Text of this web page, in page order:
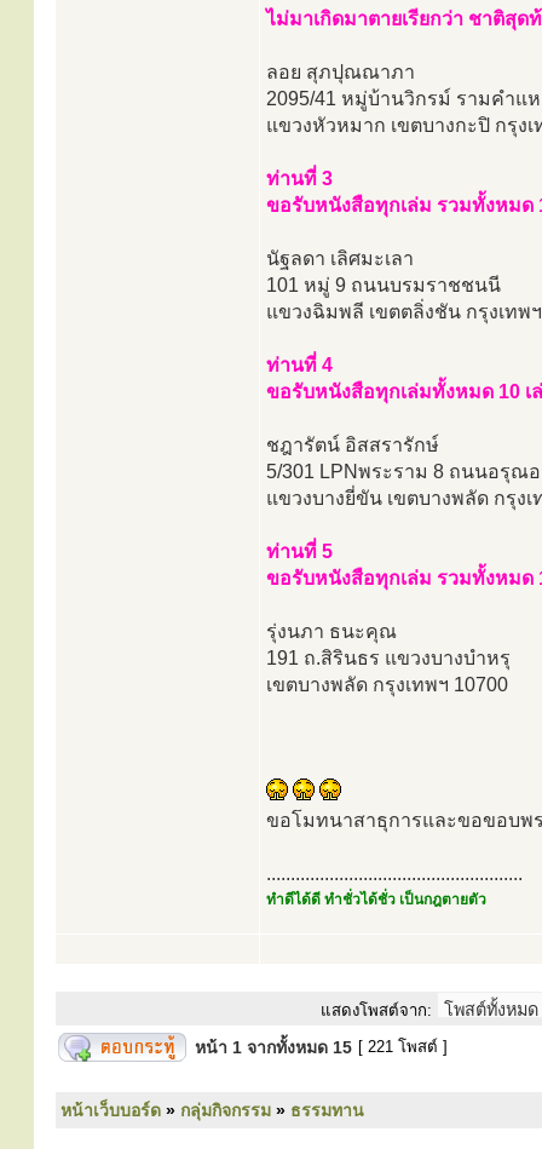
ไม่มาเกิดมาตายเรียกว่า ชาติสุด
ลอย สุภปุณณาภา
2095/41 หมู่บ้านวิกรม์ รามคำแ
แขวงหัวหมาก เขตบางกะปิ กรุงเ
ท่านที่ 3
ขอรับหนังสือทุกเล่ม รวมทั้งหมด
นัฐลดา เลิศมะเลา
101 หมู่ 9 ถนนบรมราชชนนี
แขวงฉิมพลี เขตตลิ่งชัน กรุงเทพ
ท่านที่ 4
ขอรับหนังสือทุกเล่มทั้งหมด 10 เ
ชฎารัตน์ อิสสรารักษ์
5/301 LPNพระราม 8 ถนนอรุณ
แขวงบางยี่ขัน เขตบางพลัด กรุงเ
ท่านที่ 5
ขอรับหนังสือทุกเล่ม รวมทั้งหมด
รุ่งนภา ธนะคุณ
191 ถ.สิรินธร แขวงบางบำหรุ
เขตบางพลัด กรุงเทพฯ 10700
ขอโมทนาสาธุการและขอขอบพ
.....................................................
ทำดีได้ดี ทำชั่วได้ชั่ว เป็นกฎตายตัว
แสดงโพสต์จาก:
หน้า 1 จากทั้งหมด 15 [ 221 โพสต์ ]
หน้าเว็บบอร์ด » กลุ่มกิจกรรม » ธรรมทาน